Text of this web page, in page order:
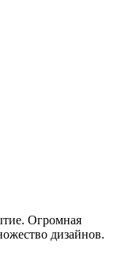
Огромная
дизайнов.